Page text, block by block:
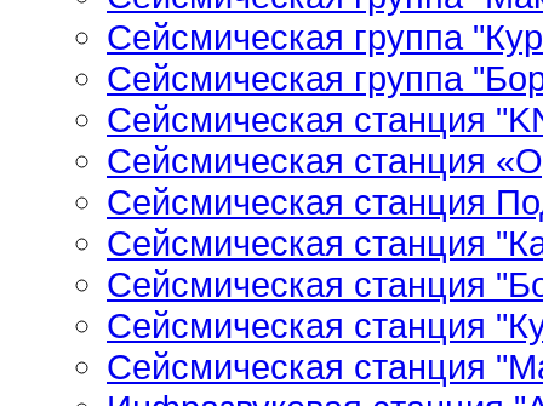
Сейсмическая группа
Сейсмическая группа
Сейсмическая станция
Сейсмическая станция
Сейсмическая станция
Сейсмическая станция
Сейсмическая станция
Сейсмическая станция
Сейсмическая станция